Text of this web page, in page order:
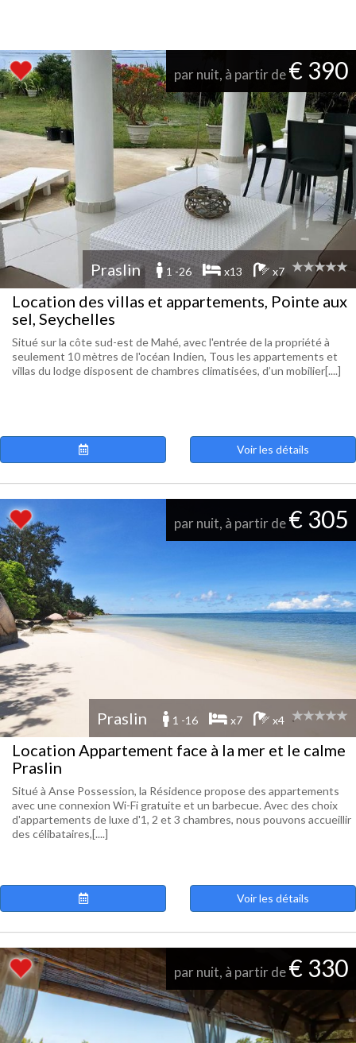
par nuit, à partir de€ 390
Praslin 1 -26 x13 x7
Location des villas et appartements, Pointe aux
sel, Seychelles
Situé sur la côte sud-est de Mahé, avec l'entrée de la propriété à
seulement 10 mètres de l'océan Indien, Tous les appartements et
villas du lodge disposent de chambres climatisées, d’un mobilier[....]
Voir les détails
par nuit, à partir de€ 305
Praslin 1 -16 x7 x4
Location Appartement face à la mer et le calme
Praslin
Situé à Anse Possession, la Résidence propose des appartements
avec une connexion Wi-Fi gratuite et un barbecue. Avec des choix
d'appartements de luxe d'1, 2 et 3 chambres, nous pouvons accueillir
des célibataires,[....]
Voir les détails
par nuit, à partir de€ 330